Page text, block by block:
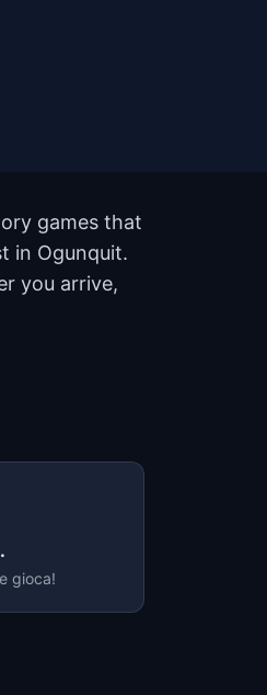
games that
in Ogunquit.
you arrive,
gioca!